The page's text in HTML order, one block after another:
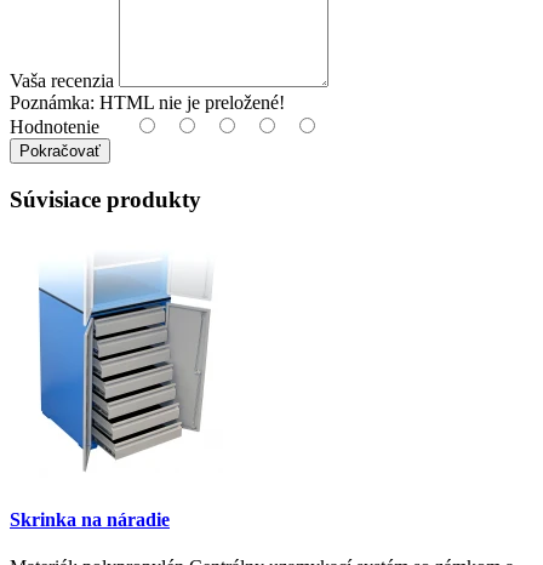
Vaša recenzia
Poznámka: HTML nie je preložené!
Hodnotenie
Pokračovať
Súvisiace produkty
Skrinka na náradie